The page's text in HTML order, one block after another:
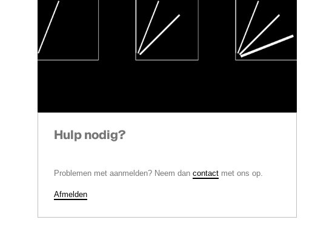
Hulp nodig?
Problemen met aanmelden? Neem dan contactmet ons op.
Afmelden